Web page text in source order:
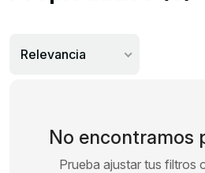
Relevancia
No encontramos
Prueba ajustar tus filtros